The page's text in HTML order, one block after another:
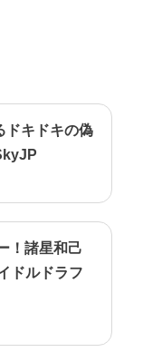
ドキドキの偽
！諸星和己
ドルドラフ